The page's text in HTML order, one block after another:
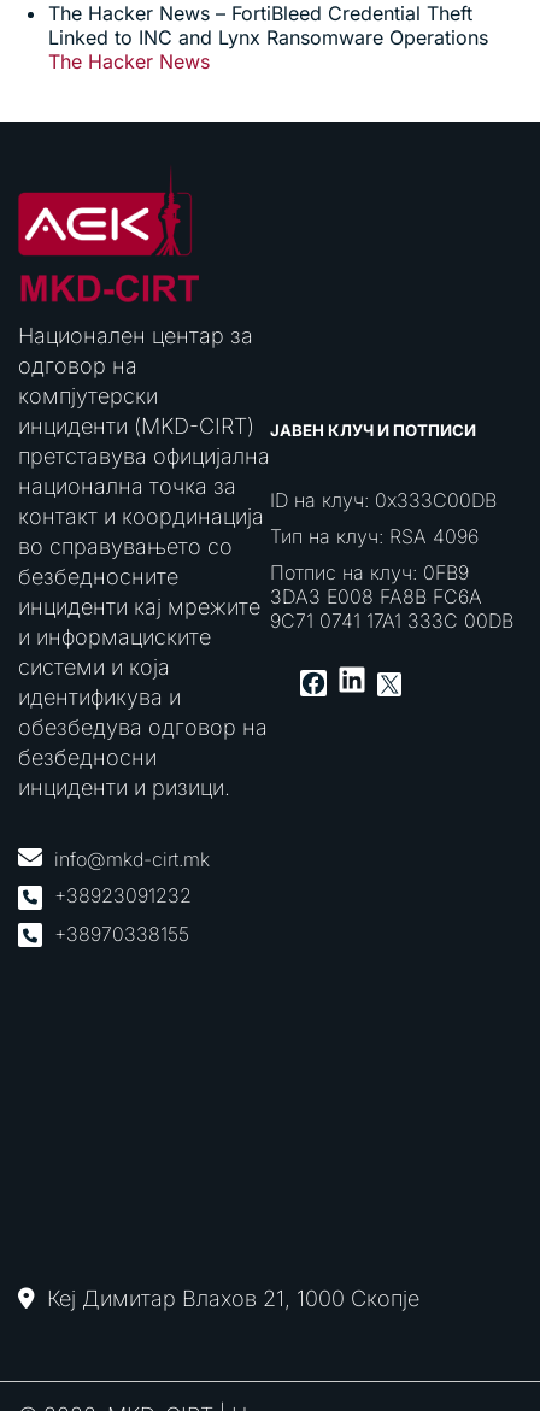
The Hacker News – FortiBleed Credential Theft
Linked to INC and Lynx Ransomware Operations
The Hacker News
Национален центар за
одговор на
компјутерски
инциденти (MKD-CIRT)
претставува официјална
национална точка за
контакт и координација
во справувањето со
безбедносните
инциденти кај мрежите
и информациските
системи и која
идентификува и
обезбедува одговор на
безбедносни
инциденти и ризици.
info@mkd-cirt.mk
+38923091232
+38970338155
ЈАВЕН КЛУЧ И ПОТПИСИ
ID на клуч: 0x333C00DB
Тип на клуч: RSA 4096
Потпис на клуч: 0FB9
3DA3 E008 FA8B FC6A
9C71 0741 17A1 333C 00DB
Facebook
LinkedIn
X
Кеј Димитар Влахов 21, 1000 Скопје